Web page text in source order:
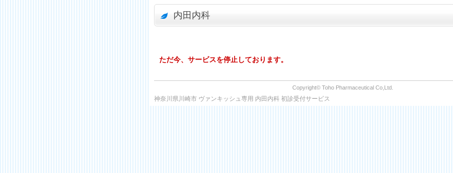
内田内科
ただ今、サービスを停止しております。
Copyright© Toho Pharmaceutical Co,Ltd.
神奈川県川崎市 ヴァンキッシュ専用 内田内科 初診受付サービス